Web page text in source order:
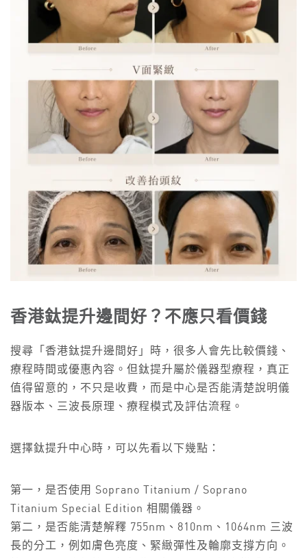
香港鈦提升邊間好？不應只看價錢
搜尋「香港鈦提升邊間好」時，很多人會先比較價錢、
療程時間或優惠內容。但鈦提升屬於儀器型療程，真正
值得留意的，不只是收費，而是中心是否能清楚說明儀
器版本、三波長原理、療程模式及評估流程。
選擇鈦提升中心時，可以先看以下幾點：
第一，是否使用 Soprano Titanium / Soprano
Titanium Special Edition 相關儀器。
第二，是否能清楚解釋 755nm、810nm、1064nm 三波
長的分工，例如膚色亮度、緊緻彈性及輪廓支撐方向。